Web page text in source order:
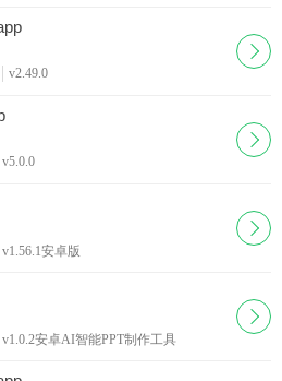
v2.49.0
v5.0.0
v1.56.1安卓版
v1.0.2安卓AI智能PPT制作工具